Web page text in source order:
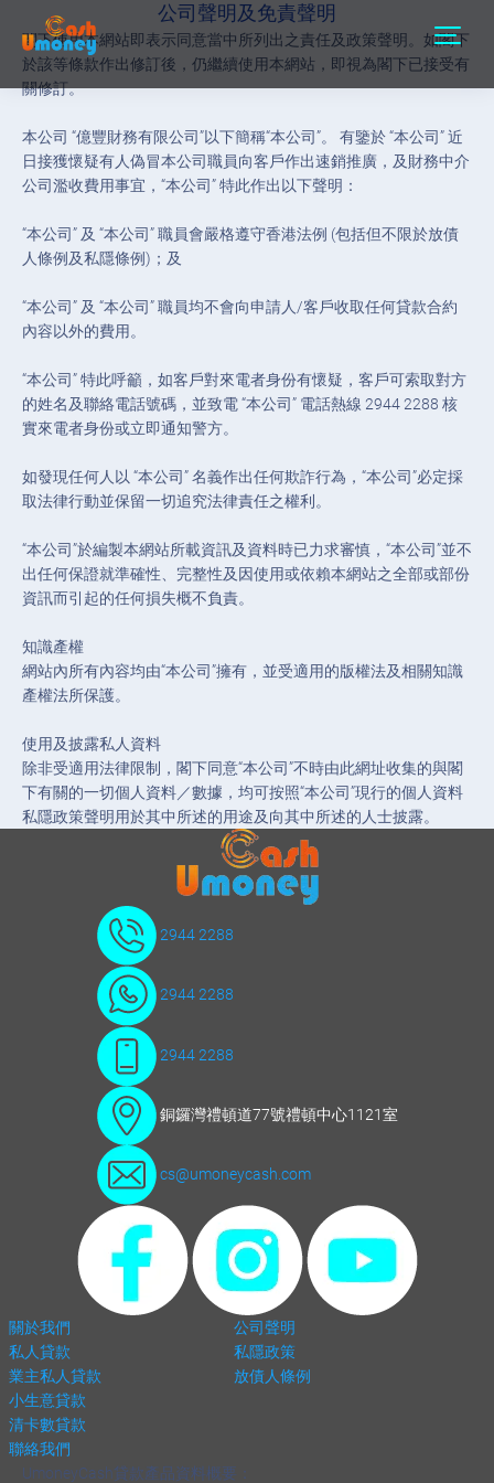
公司聲明及免責聲明
閣下使用本網站即表示同意當中所列出之責任及政策聲明。如閣下
於該等條款作出修訂後，仍繼續使用本網站，即視為閣下已接受有
關修訂。
本公司 “億豐財務有限公司”以下簡稱“本公司”。 有鑒於 “本公司” 近
日接獲懷疑有人偽冒本公司職員向客戶作出速銷推廣，及財務中介
公司濫收費用事宜，“本公司” 特此作出以下聲明：
“本公司” 及 “本公司” 職員會嚴格遵守香港法例 (包括但不限於放債
人條例及私隱條例)；及
“本公司” 及 “本公司” 職員均不會向申請人/客戶收取任何貸款合約
內容以外的費用。
“本公司” 特此呼籲，如客戶對來電者身份有懷疑，客戶可索取對方
的姓名及聯絡電話號碼，並致電 “本公司” 電話熱線 2944 2288 核
實來電者身份或立即通知警方。
如發現任何人以 “本公司” 名義作出任何欺詐行為，“本公司”必定採
取法律行動並保留一切追究法律責任之權利。
“本公司”於編製本網站所載資訊及資料時已力求審慎，“本公司”並不
出任何保證就準確性、完整性及因使用或依賴本網站之全部或部份
資訊而引起的任何損失概不負責。
知識產權
網站內所有內容均由“本公司”擁有，並受適用的版權法及相關知識
產權法所保護。
使用及披露私人資料
除非受適用法律限制，閣下同意“本公司”不時由此網址收集的與閣
下有關的一切個人資料／數據，均可按照“本公司”現行的個人資料
私隱政策聲明用於其中所述的用途及向其中所述的人士披露。
2944 2288
2944 2288
2944 2288
銅鑼灣禮頓道77號禮頓中心1121室
cs@umoneycash.com
關於我們
私人貸款
業主私人貸款
小生意貸款
清卡數貸款
聯絡我們
公司聲明
私隱政策
放債人條例
UmoneyCash貸款產品資料概要：